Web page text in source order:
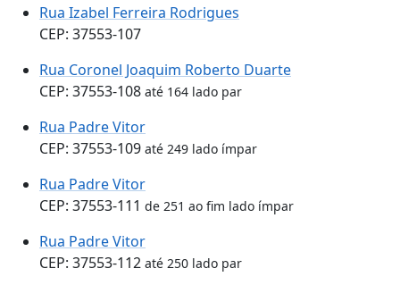
Rua Izabel Ferreira Rodrigues
CEP: 37553-107
Rua Coronel Joaquim Roberto Duarte
CEP: 37553-108 até 164 lado par
Rua Padre Vitor
CEP: 37553-109 até 249 lado ímpar
Rua Padre Vitor
CEP: 37553-111 de 251 ao fim lado ímpar
Rua Padre Vitor
CEP: 37553-112 até 250 lado par